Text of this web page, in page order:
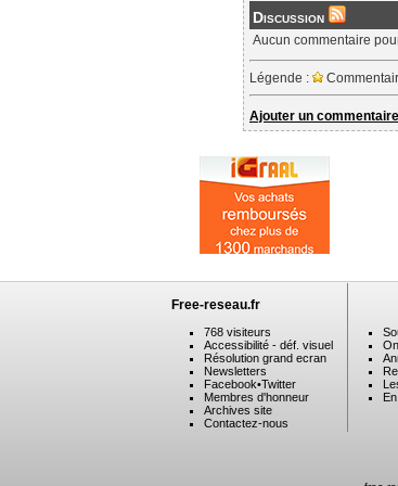
Discussion
Aucun commentaire
Légende :
Ajouter un commentaire
Free-reseau.fr
768 visiteurs
Accessibilité - déf. visuel
Résolution grand ecran
Newsletters
Facebook•Twitter
Membres d'honneur
Archives site
Contactez-nous